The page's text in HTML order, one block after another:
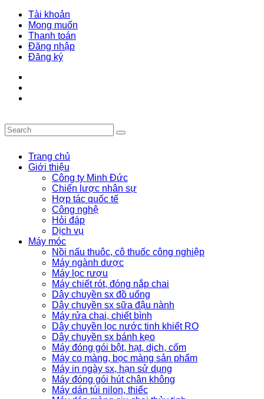
Tài khoản
Mong muốn
Thanh toán
Đăng nhập
Đăng ký
Trang chủ
Giới thiệu
Công ty Minh Đức
Chiến lược nhân sự
Hợp tác quốc tế
Công nghệ
Hỏi đáp
Dịch vụ
Máy móc
Nồi nấu thuôc, cô thuốc công nghiệp
Máy ngành dược
Máy lọc rượu
Máy chiết rót, đóng nắp chai
Dây chuyền sx đồ uống
Dây chuyền sx sữa đậu nành
Máy rửa chai, chiết bình
Dây chuyền lọc nước tinh khiết RO
Dây chuyền sx bánh kẹo
Máy đóng gói bột, hạt, dịch, cốm
Máy co màng, bọc màng sản phẩm
Máy in ngày sx, hạn sử dụng
Máy đóng gói hút chân không
Máy dán túi nilon, thiếc